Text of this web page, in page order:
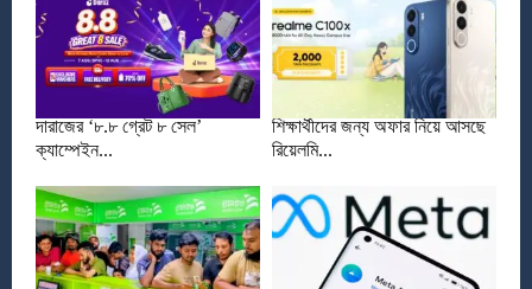
দারাজের ‘৮.৮ গ্রেট ৮ সেল’
ক্যাম্পেইন...
শিক্ষার্থীদের জন্য অফার নিয়ে আসছে
রিয়েলমি...